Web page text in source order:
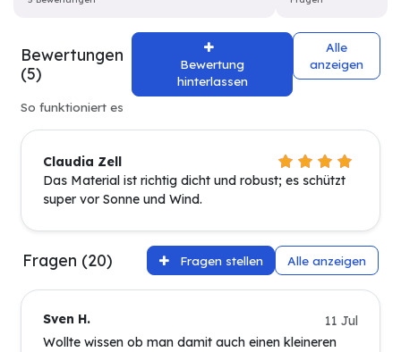
Bewertungen
(5)
Bewertung
hinterlassen
Alle
anzeigen
So funktioniert es
Claudia Zell
Das Material ist richtig dicht und robust; es schützt
super vor Sonne und Wind.
Fragen (20) Fragen stellen Alle anzeigen
Sven H.
11 Jul
Wollte wissen ob man damit auch einen kleineren